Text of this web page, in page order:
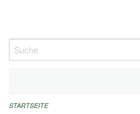
Suche
ALLGEMEINE INFORMATIONEN
STARTSEITE